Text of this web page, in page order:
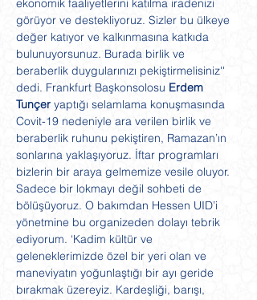
ekonomik faaliyetlerini katılma iradenizi
görüyor ve destekliyoruz. Sizler bu ülkeye
değer katıyor ve kalkınmasına katkıda
bulunuyorsunuz. Burada birlik ve
beraberlik duygularınızı pekiştirmelisiniz''
dedi. Frankfurt Başkonsolosu Erdem
Tunçer yaptığı selamlama konuşmasında
Covit-19 nedeniyle ara verilen birlik ve
beraberlik ruhunu pekiştiren, Ramazan’ın
sonlarına yaklaşıyoruz. İftar programları
bizlerin bir araya gelmemize vesile oluyor.
Sadece bir lokmayı değil sohbeti de
bölüşüyoruz. O bakımdan Hessen UID’i
yönetmine bu organizeden dolayı tebrik
ediyorum. ‘Kadim kültür ve
geleneklerimizde özel bir yeri olan ve
maneviyatın yoğunlaştığı bir ayı geride
bırakmak üzereyiz. Kardeşliği, barışı,